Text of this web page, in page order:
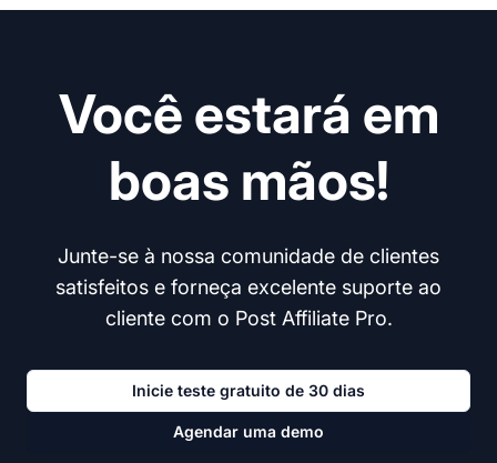
Você estará em
boas mãos!
Junte-se à nossa comunidade de clientes
satisfeitos e forneça excelente suporte ao
cliente com o Post Affiliate Pro.
Inicie teste gratuito de 30 dias
Agendar uma demo